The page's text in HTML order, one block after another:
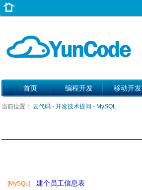
首页 编程开发 移动开发
当前位置： 云代码 - 开发技术提问 - MySQL
[MySQL] 建个员工信息表